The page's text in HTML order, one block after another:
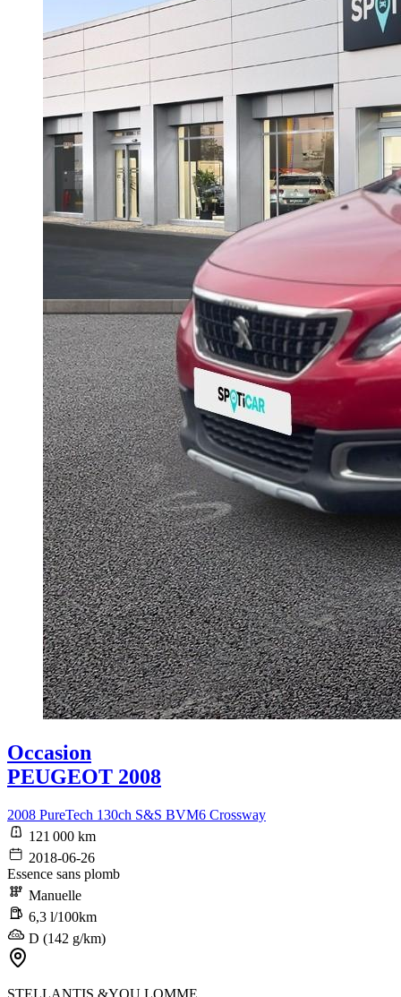
Occasion
PEUGEOT 2008
2008 PureTech 130ch S&S BVM6 Crossway
121 000 km
2018-06-26
Essence sans plomb
Manuelle
6,3 l/100km
D (142 g/km)